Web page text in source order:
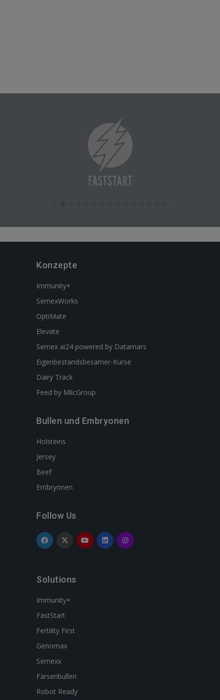
Konzepte
Immunity+
SemexWorks
OptiMate
Elevate
Semex ai24 powered by Datamars
Eigenbestandsbesamer-Kurse
Dairy Track
Feed by MilcGroup
Bullen und Embryonen
Holsteins
Jersey
Beef
Embryonen
Follow Us
Solutions
Immunity+
FastStart
Fertility First
Genomax
Semexx
Färsenbullen
Robot Ready